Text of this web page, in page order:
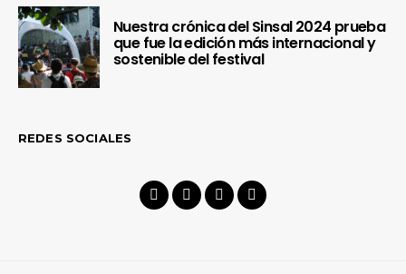
Nuestra crónica del Sinsal 2024 prueba
que fue la edición más internacional y
sostenible del festival
REDES SOCIALES